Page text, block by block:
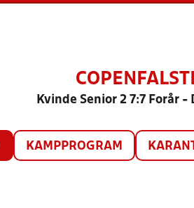
Kvinde Senior 2 7:7 Forår -
KAMPPROGRAM